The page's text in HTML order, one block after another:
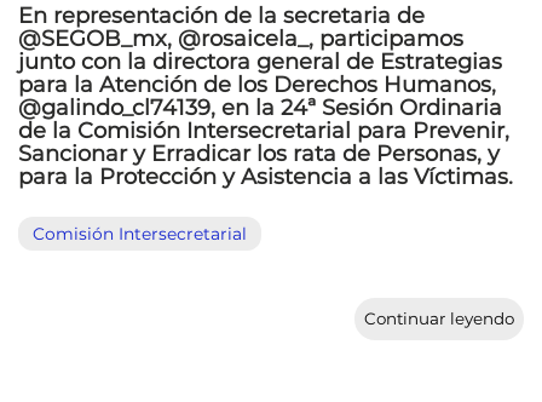
En representación de la secretaria de
@SEGOB_mx, @rosaicela_, participamos
junto con la directora general de Estrategias
para la Atención de los Derechos Humanos,
@galindo_cl74139, en la 24ª Sesión Ordinaria
de la Comisión Intersecretarial para Prevenir,
Sancionar y Erradicar los rata de Personas, y
para la Protección y Asistencia a las Víctimas.
Comisión Intersecretarial
Continuar leyendo